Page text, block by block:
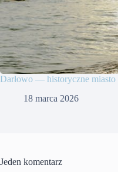
Darłowo — historyczne miasto
18 marca 2026
Jeden komentarz